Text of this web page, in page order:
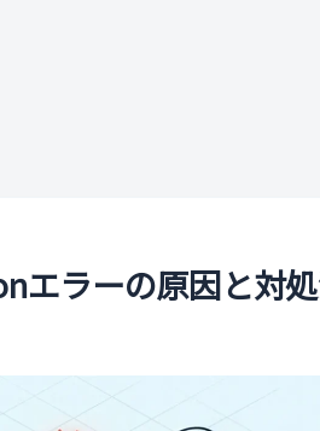
エラーの原因と対